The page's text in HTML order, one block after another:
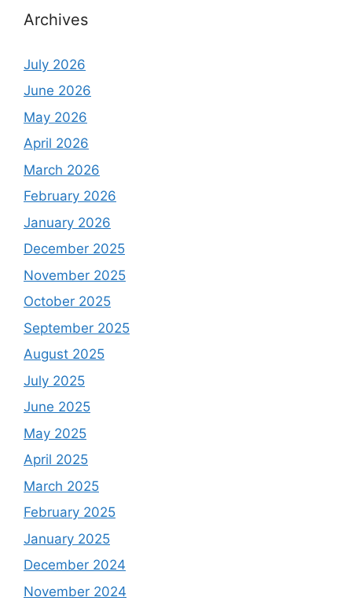
Archives
July 2026
June 2026
May 2026
April 2026
March 2026
February 2026
January 2026
December 2025
November 2025
October 2025
September 2025
August 2025
July 2025
June 2025
May 2025
April 2025
March 2025
February 2025
January 2025
December 2024
November 2024